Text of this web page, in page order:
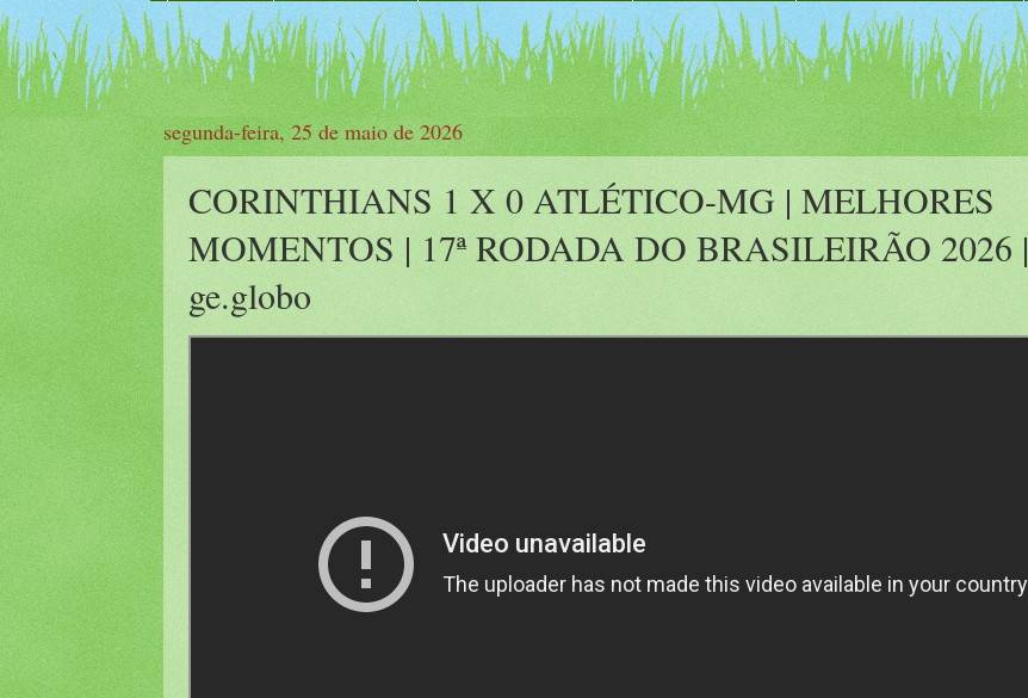
segunda-feira, 25 de maio de 2026
CORINTHIANS 1 X 0 ATLÉTICO-MG | MELHORES
MOMENTOS | 17ª RODADA DO BRASILEIRÃO 2026 |
ge.globo